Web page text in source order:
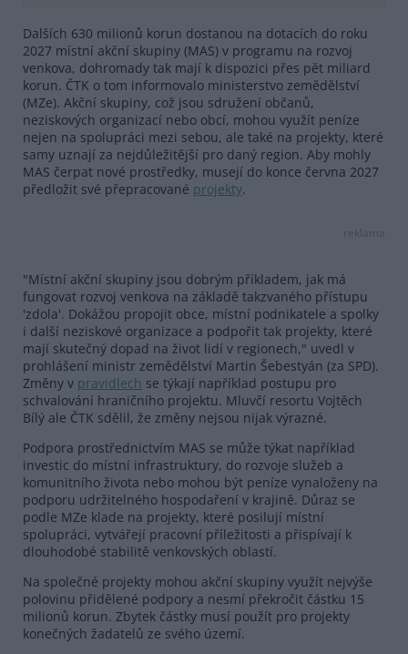
Dalších 630 milionů korun dostanou na dotacích do roku
2027 místní akční skupiny (MAS) v programu na rozvoj
venkova, dohromady tak mají k dispozici přes pět miliard
korun. ČTK o tom informovalo ministerstvo zemědělství
(MZe). Akční skupiny, což jsou sdružení občanů,
neziskových organizací nebo obcí, mohou využít peníze
nejen na spolupráci mezi sebou, ale také na projekty, které
samy uznají za nejdůležitější pro daný region. Aby mohly
MAS čerpat nové prostředky, musejí do konce června 2027
předložit své přepracované projekty.
reklama
"Místní akční skupiny jsou dobrým příkladem, jak má
fungovat rozvoj venkova na základě takzvaného přístupu
'zdola'. Dokážou propojit obce, místní podnikatele a spolky
i další neziskové organizace a podpořit tak projekty, které
mají skutečný dopad na život lidí v regionech," uvedl v
prohlášení ministr zemědělství Martin Šebestyán (za SPD).
Změny v pravidlech se týkají například postupu pro
schvalování hraničního projektu. Mluvčí resortu Vojtěch
Bílý ale ČTK sdělil, že změny nejsou nijak výrazné.
Podpora prostřednictvím MAS se může týkat například
investic do místní infrastruktury, do rozvoje služeb a
komunitního života nebo mohou být peníze vynaloženy na
podporu udržitelného hospodaření v krajině. Důraz se
podle MZe klade na projekty, které posilují místní
spolupráci, vytvářejí pracovní příležitosti a přispívají k
dlouhodobé stabilitě venkovských oblastí.
Na společné projekty mohou akční skupiny využít nejvýše
polovinu přidělené podpory a nesmí překročit částku 15
milionů korun. Zbytek částky musí použít pro projekty
konečných žadatelů ze svého území.